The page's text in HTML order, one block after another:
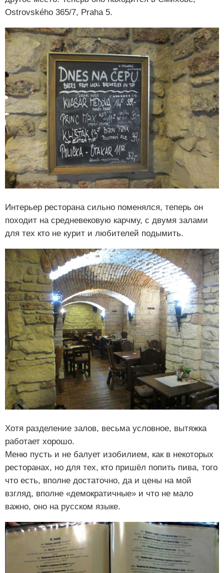
Ostrovského 365/7, Praha 5.
Интерьер ресторана сильно поменялся, теперь он
походит на средневековую карчму, с двумя залами
для тех кто не курит и любителей подымить.
Хотя разделение залов, весьма условное, вытяжка
работает хорошо.
Меню пусть и не балует изобилием, как в некоторых
ресторанах, но для тех, кто пришёл попить пива, того
что есть, вполне достаточно, да и цены на мой
взгляд, вполне «демократичные» и что не мало
важно, оно на русском языке.